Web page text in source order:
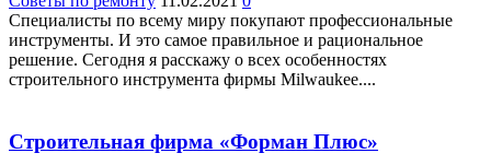
Специалисты по всему миру покупают профессиональные
инструменты. И это самое правильное и рациональное
решение. Сегодня я расскажу о всех особенностях
строительного инструмента фирмы Milwaukee....
Строительная фирма «Форман Плюс»